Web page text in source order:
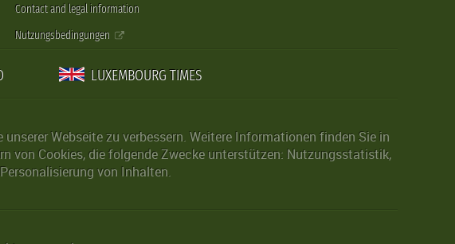
Contact and legal information
Nutzungsbedingungen
LUXEMBOURG TIMES
Webseite zu verbessern. Weitere Informationen finden Sie in
von Cookies, die folgende Zwecke unterstützen: Nutzungsstatistik,
von Inhalten.